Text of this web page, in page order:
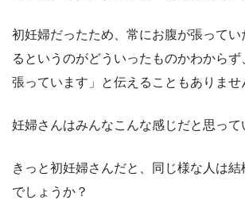
初妊婦だったため、常にお腹が張って
るというのがどういったものかわからず
張っています」と伝えることもありませ
妊婦さんはみんなこんな感じだと思って
きっと初妊婦さんだと、同じ様な人は
でしょうか？